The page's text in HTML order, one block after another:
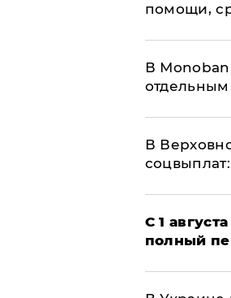
помощи,
В
отдельным
В
С 1
полный